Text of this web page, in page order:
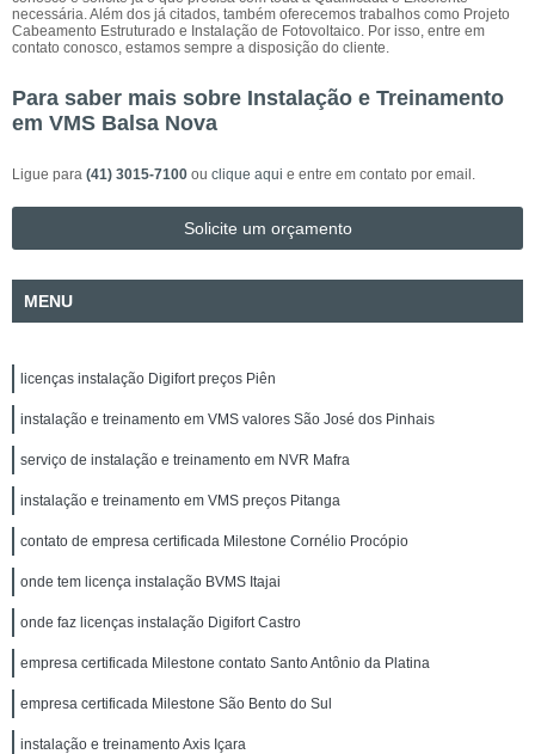
necessária. Além dos já citados, também oferecemos trabalhos como Projeto
Cabeamento Estruturado e Instalação de Fotovoltaico. Por isso, entre em
contato conosco, estamos sempre a disposição do cliente.
Para saber mais sobre Instalação e Treinamento
em VMS Balsa Nova
Ligue para (41) 3015-7100 ou clique aqui e entre em contato por email.
Solicite um orçamento
MENU
licenças instalação Digifort preços Piên
instalação e treinamento em VMS valores São José dos Pinhais
serviço de instalação e treinamento em NVR Mafra
instalação e treinamento em VMS preços Pitanga
contato de empresa certificada Milestone Cornélio Procópio
onde tem licença instalação BVMS Itajai
onde faz licenças instalação Digifort Castro
empresa certificada Milestone contato Santo Antônio da Platina
empresa certificada Milestone São Bento do Sul
instalação e treinamento Axis Içara